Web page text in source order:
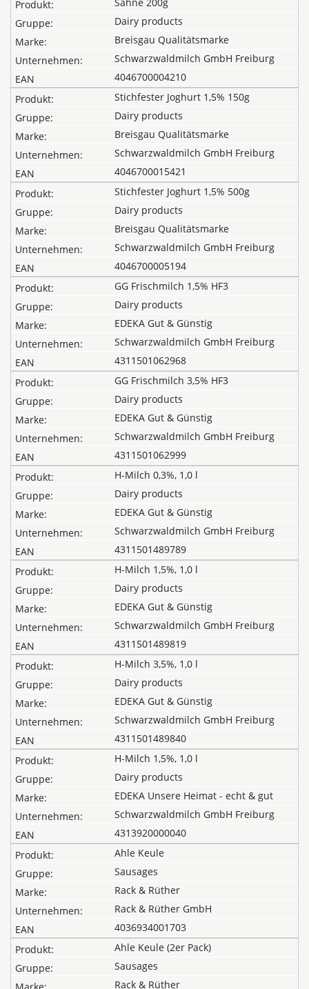
Dairy products
Breisgau Qualitätsmarke
Schwarzwaldmilch GmbH Freiburg
4046700004210
Stichfester Joghurt 1,5% 150g
Dairy products
Breisgau Qualitätsmarke
Schwarzwaldmilch GmbH Freiburg
4046700015421
Stichfester Joghurt 1,5% 500g
Dairy products
Breisgau Qualitätsmarke
Schwarzwaldmilch GmbH Freiburg
4046700005194
GG Frischmilch 1,5% HF3
Dairy products
EDEKA Gut & Günstig
Schwarzwaldmilch GmbH Freiburg
4311501062968
GG Frischmilch 3,5% HF3
Dairy products
EDEKA Gut & Günstig
Schwarzwaldmilch GmbH Freiburg
4311501062999
H-Milch 0,3%, 1,0 l
Dairy products
EDEKA Gut & Günstig
Schwarzwaldmilch GmbH Freiburg
4311501489789
H-Milch 1,5%, 1,0 l
Dairy products
EDEKA Gut & Günstig
Schwarzwaldmilch GmbH Freiburg
4311501489819
H-Milch 3,5%, 1,0 l
Dairy products
EDEKA Gut & Günstig
Schwarzwaldmilch GmbH Freiburg
4311501489840
H-Milch 1,5%, 1,0 l
Dairy products
EDEKA Unsere Heimat - echt & gut
Schwarzwaldmilch GmbH Freiburg
4313920000040
Ahle Keule
Sausages
Rack & Rüther
Rack & Rüther GmbH
4036934001703
Ahle Keule (2er Pack)
Sausages
Rack & Rüther